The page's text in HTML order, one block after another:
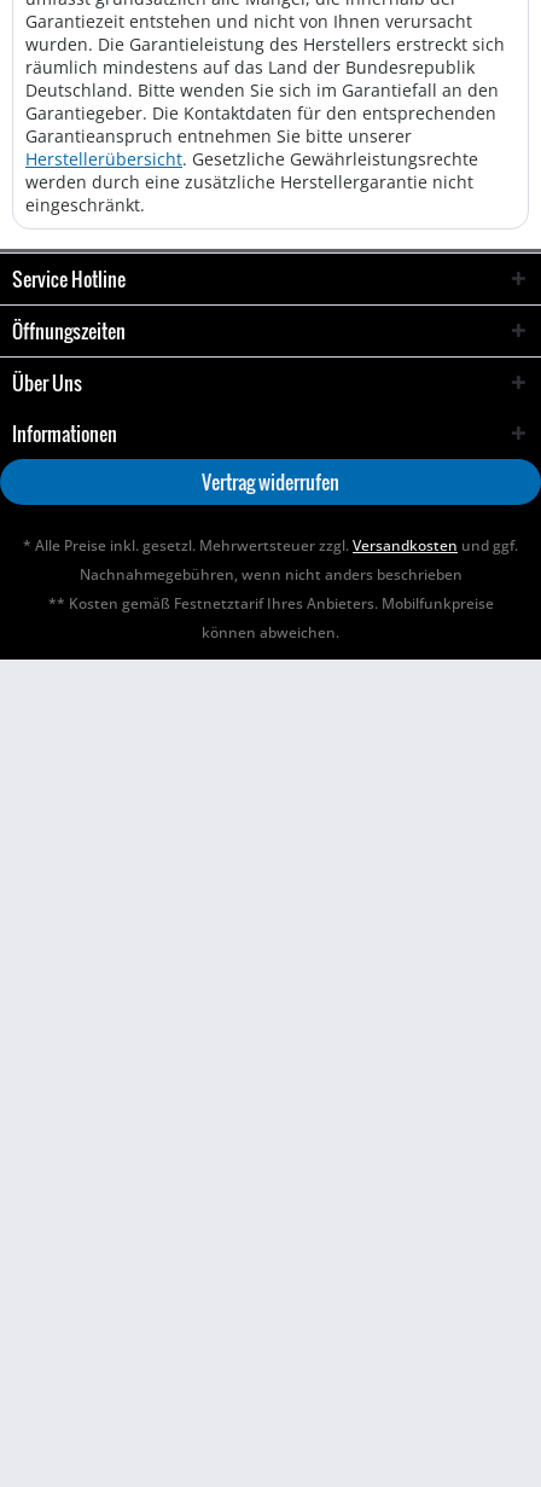
Garantiezeit entstehen und nicht von Ihnen verursacht
wurden. Die Garantieleistung des Herstellers erstreckt sich
räumlich mindestens auf das Land der Bundesrepublik
Deutschland. Bitte wenden Sie sich im Garantiefall an den
Garantiegeber. Die Kontaktdaten für den entsprechenden
Garantieanspruch entnehmen Sie bitte unserer
Herstellerübersicht. Gesetzliche Gewährleistungsrechte
werden durch eine zusätzliche Herstellergarantie nicht
eingeschränkt.
Service Hotline
Öffnungszeiten
Über Uns
Informationen
Vertrag widerrufen
* Alle Preise inkl. gesetzl. Mehrwertsteuer zzgl.Versandkosten und ggf.
Nachnahmegebühren, wenn nicht anders beschrieben
** Kosten gemäß Festnetztarif Ihres Anbieters. Mobilfunkpreise
können abweichen.